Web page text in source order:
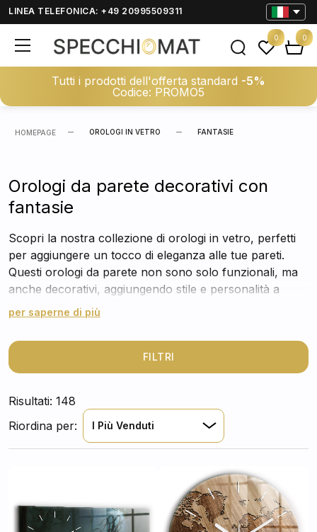
LINEA TELEFONICA: +49 20995509311
Tutti i prodotti dell'offerta standard -5%
Codice: PROMO5
0 0
HOMEPAGE OROLOGI IN VETRO FANTASIE
Orologi da parete decorativi con
fantasie
Scopri la nostra collezione di orologi in vetro, perfetti
per aggiungere un tocco di eleganza alle tue pareti.
Questi orologi da parete non sono solo funzionali, ma
anche decorativi, aggiungendo stile e personalità a
qualsiasi ambiente. Esplora le varie fantasie disponibili
e alla tua casa.
per saperne di più
FILTRI
Risultati: 148
Riordina per:
I Più Venduti